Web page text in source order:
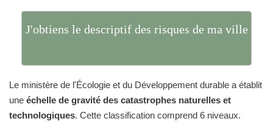
J'obtiens le descriptif des risques de ma ville
Le ministère de l'Écologie et du Développement durable a établit
une échelle de gravité des catastrophes naturelles et
technologiques. Cette classification comprend 6 niveaux.